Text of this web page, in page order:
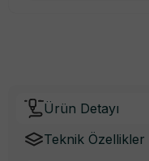
Ürün Detayı
Teknik Özellikler